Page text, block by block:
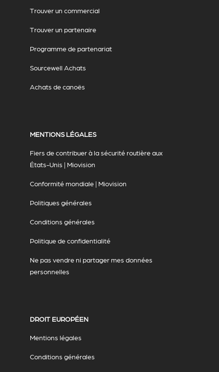
Trouver un commercial
Trouver un partenaire
Programme de partenariat
Sourcewell Achats
Achats de canoës
MENTIONS LÉGALES
Fiers de contribuer à la sécurité routière aux
États-Unis | Miovision
Conformité mondiale | Miovision
Politiques générales
Conditions générales
Politique de confidentialité
Ne pas vendre ni partager mes données
personnelles
DROIT EUROPÉEN
Mentions légales
Conditions générales